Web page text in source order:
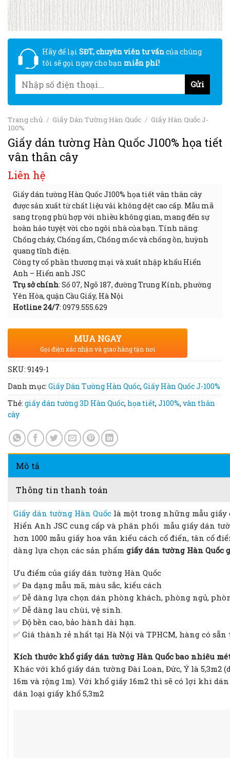
Hãy để lại SĐT, chuyên viên tư vấncủa chúng
tôi sẽ gọi ngay cho bạn miễn phí!
Trang chủ / Giấy Dán Tường Hàn Quốc / Giấy Hàn Quốc J-
100%
Giấy dán tường Hàn Quốc J100% họa tiết
vân thân cây
Liên hệ
Giấy dán tường Hàn Quốc J100% họa tiết vân thân cây
được sản xuất từ chất liệu vải không dệt cao cấp. Mẫu mã
sang trọng phù hợp với nhiều không gian, mang đến sự
hoàn hảo tuyệt vời cho ngôi nhà của bạn. Tính năng:
Chống cháy, Chống ẩm, Chống mốc và chống ồn, huỳnh
quang tĩnh điện.
Công ty cổ phần thương mại và xuất nhập khẩu Hiển
Anh – Hiển anh JSC
Trụ sở chính: Số 07, Ngõ 187, đường Trung Kính, phường
Yên Hòa, quận Cầu Giấy, Hà Nội
Hotline 24/7: 0979.555.629
MUA NGAY
Gọi điện xác nhận và giao hàng tận nơi
SKU: 9149-1
Danh mục: Giấy Dán Tường Hàn Quốc, Giấy Hàn Quốc J-100%
Thẻ: giấy dán tường 3D Hàn Quốc, họa tiết, J100%, vân thân
cây
Mô tả
Thông tin thanh toán
Giấy dán tường Hàn Quốc là một trong những mẫu giấy
Hiển Anh JSC cung cấp và phân phối mẫu giấy dán
hơn 1000 mẫu giấy hoa văn kiểu cách cổ điển, tân cổ
dàng lựa chọn các sản phẩm giấy dán tường Hàn Quốc
Ưu điểm của giấy dán tường Hàn Quốc
✅ Đa dạng mẫu mã, màu sắc, kiểu cách
✅ Dễ dàng lựa chọn dán phòng khách, phòng ngủ,
✅ Dễ dàng lau chùi, vệ sinh.
✅ Độ bền cao, bảo hành dài hạn.
✅ Giá thành rẻ nhất tại Hà Nội và TPHCM, hàng có
Kích thước khổ giấy dán tường Hàn Quốc bao nhiêu
Khác với khổ giấy dán tường Đài Loan, Đức, Ý là 5,3m2
16m và rộng 1m). Với khổ giấy 16m2 thì sẽ có lợi khi
dán loại giấy khổ 5,3m2